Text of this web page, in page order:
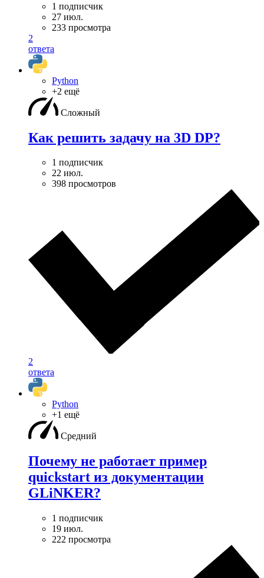
1 подписчик
27 июл.
233 просмотра
2
ответа
Python
+2 ещё
Сложный
Как решить задачу на 3D DP?
1 подписчик
22 июл.
398 просмотров
2
ответа
Python
+1 ещё
Средний
Почему не работает пример
quickstart из документации
GLiNKER?
1 подписчик
19 июл.
222 просмотра